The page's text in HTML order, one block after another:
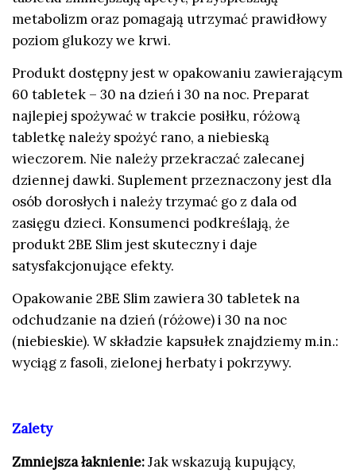
metabolizm oraz pomagają utrzymać prawidłowy
poziom glukozy we krwi.
Produkt dostępny jest w opakowaniu zawierającym
60 tabletek – 30 na dzień i 30 na noc. Preparat
najlepiej spożywać w trakcie posiłku, różową
tabletkę należy spożyć rano, a niebieską
wieczorem. Nie należy przekraczać zalecanej
dziennej dawki. Suplement przeznaczony jest dla
osób dorosłych i należy trzymać go z dala od
zasięgu dzieci. Konsumenci podkreślają, że
produkt 2BE Slim jest skuteczny i daje
satysfakcjonujące efekty.
Opakowanie 2BE Slim zawiera 30 tabletek na
odchudzanie na dzień (różowe) i 30 na noc
(niebieskie). W składzie kapsułek znajdziemy m.in.:
wyciąg z fasoli, zielonej herbaty i pokrzywy.
Zalety
Zmniejsza łaknienie:Jak wskazują kupujący,